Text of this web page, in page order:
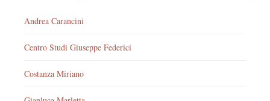
Andrea Carancini
Centro Studi Giuseppe Federici
Costanza Miriano